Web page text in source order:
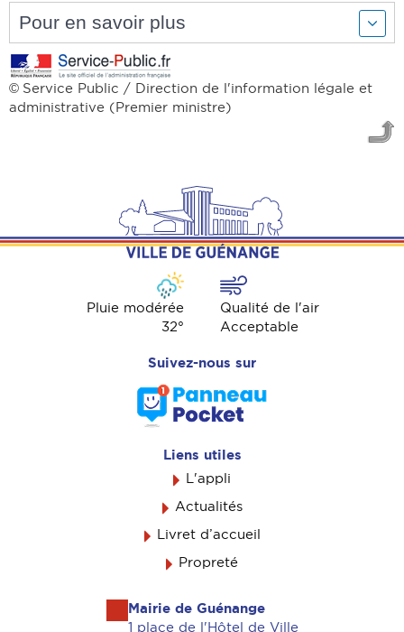
Pour en savoir plus
© Service Public / Direction de l'information légale et
administrative (Premier ministre)
Pluie modérée
32°
Qualité de l'air
Acceptable
Suivez-nous sur
Liens utiles
L'appli
Actualités
Livret d’accueil
Propreté
Mairie de Guénange
1 place de l'Hôtel de Ville